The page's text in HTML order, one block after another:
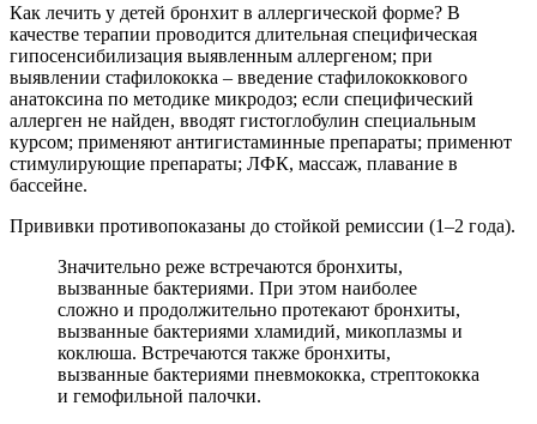
Как лечить у детей бронхит в аллергической форме? В
качестве терапии проводится длительная специфическая
гипосенсибилизация выявленным аллергеном; при
выявлении стафилококка – введение стафилококкового
анатоксина по методике микродоз; если специфический
аллерген не найден, вводят гистоглобулин специальным
курсом; применяют антигистаминные препараты; применют
стимулирующие препараты; ЛФК, массаж, плавание в
бассейне.
Прививки противопоказаны до стойкой ремиссии (1–2 года).
Значительно реже встречаются бронхиты,
вызванные бактериями. При этом наиболее
сложно и продолжительно протекают бронхиты,
вызванные бактериями хламидий, микоплазмы и
коклюша. Встречаются также бронхиты,
вызванные бактериями пневмококка, стрептококка
и гемофильной палочки.